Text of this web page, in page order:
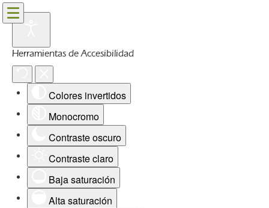
Herramientas de Accesibilidad
Colores invertidos
Monocromo
Contraste oscuro
Contraste claro
Baja saturación
Alta saturación